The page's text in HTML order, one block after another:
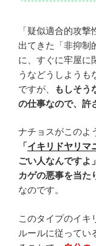
「疑似適合的攻
出てきた「非抑制
に、すぐに牢屋に
うなどうしようも
ですが、
もしそう
の仕事なので、許
ナチョスがこのよ
「イキリドヤリマ
ごい人なんですよ
カゲの悪事を当た
なのです。
このタイプのイキ
ルールに従ってい